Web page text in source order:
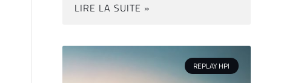
LIRE LA SUITE »
REPLAY HPI